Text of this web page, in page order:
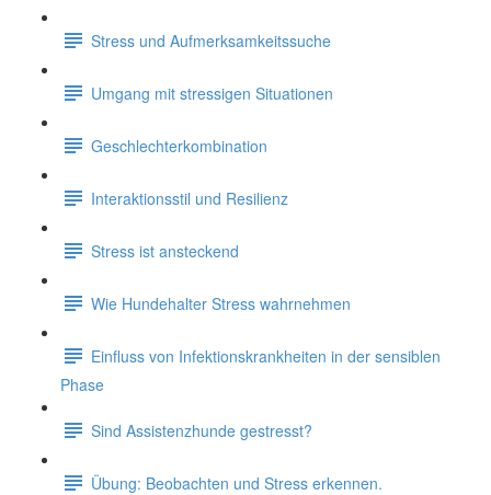
Stress und Aufmerksamkeitssuche
Umgang mit stressigen Situationen
Geschlechterkombination
Interaktionsstil und Resilienz
Stress ist ansteckend
Wie Hundehalter Stress wahrnehmen
Einfluss von Infektionskrankheiten in der sensiblen
Phase
Sind Assistenzhunde gestresst?
Übung: Beobachten und Stress erkennen.